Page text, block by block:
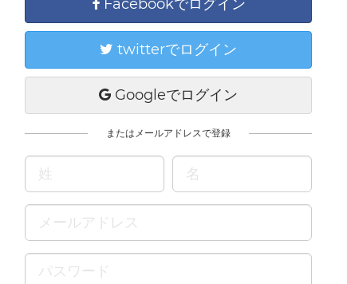
Facebookでログイン
twitterでログイン
Googleでログイン
またはメールアドレスで登録